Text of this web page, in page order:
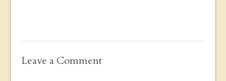
Leave a Comment